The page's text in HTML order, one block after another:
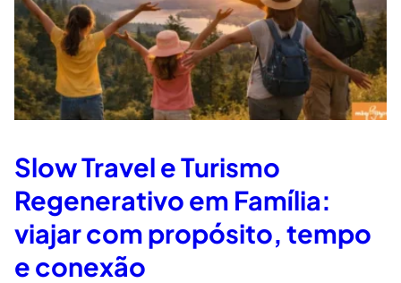
Slow Travel e Turismo
Regenerativo em Família:
viajar com propósito, tempo
e conexão